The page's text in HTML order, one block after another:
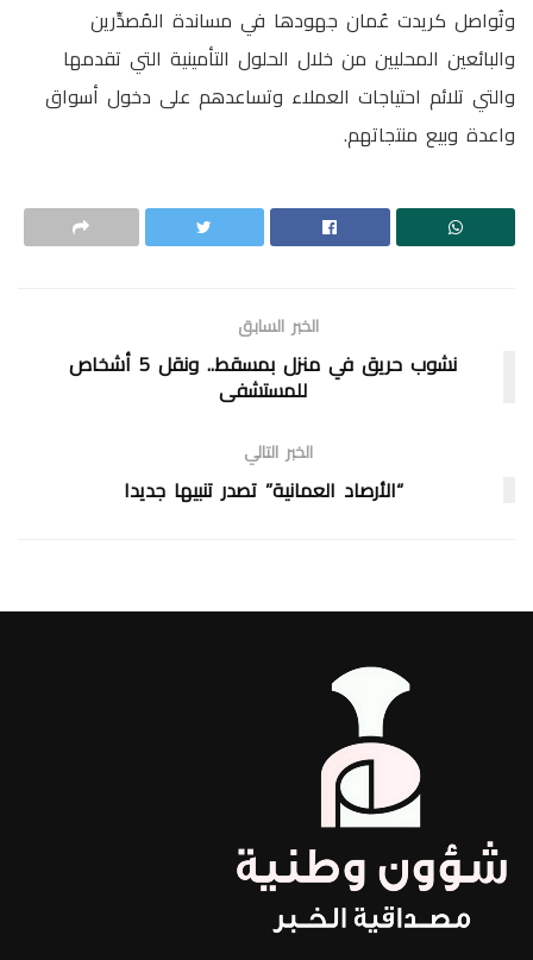
وتُواصل كريدت عُمان جهودها في مساندة المُصدِّرين
والبائعين المحليين من خلال الحلول التأمينية التي تقدمها
والتي تلائم احتياجات العملاء وتساعدهم على دخول أسواق
واعدة وبيع منتجاتهم.
الخبر السابق
نشوب حريق في منزل بمسقط.. ونقل 5 أشخاص
للمستشفى
الخبر التالي
“الأرصاد العمانية” تصدر تنبيها جديدا